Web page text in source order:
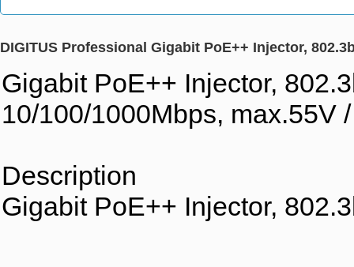
DIGITUS Professional Gigabit PoE++ Injector,
Gigabit PoE++ Injector,
10/100/1000Mbps, max.55V
Description
Gigabit PoE++ Injector,